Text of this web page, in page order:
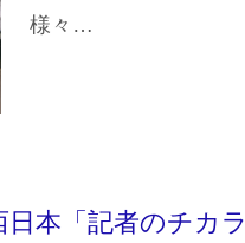
様々…
日本「記者のチカ